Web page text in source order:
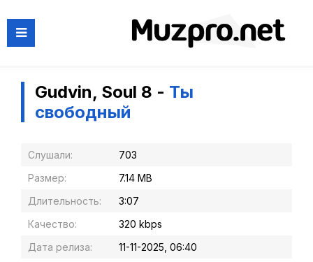
Gudvin, Soul 8 - Ты
свободный
Слушали:
703
Размер:
7.14 MB
Длительность:
3:07
Качество:
320 kbps
Дата релиза:
11-11-2025, 06:40